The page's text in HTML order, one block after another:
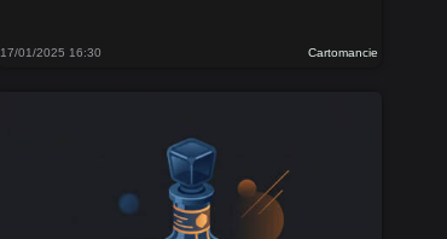
17/01/2025 16:30 Cartomancie